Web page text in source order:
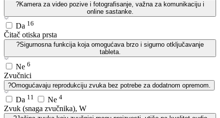
?Kamera za video pozive i fotografisanje, važna za komunikaciju i
online sastanke.
Da 16
Čitač otiska prsta
?Sigurnosna funkcija koja omogućava brzo i sigurno otključavanje
tableta.
Ne 6
Zvučnici
?Omogućavaju reprodukciju zvuka bez potrebe za dodatnom opremom.
Da 11 Ne 4
Zvuk (snaga zvučnika), W